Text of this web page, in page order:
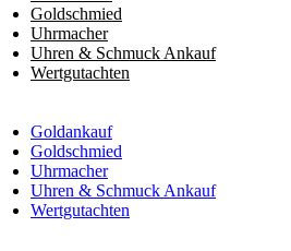
Goldschmied
Uhrmacher
Uhren & Schmuck Ankauf
Wertgutachten
Goldankauf
Goldschmied
Uhrmacher
Uhren & Schmuck Ankauf
Wertgutachten